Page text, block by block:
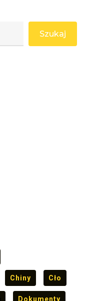
Szukaj
Chiny Cło
Dokumenty